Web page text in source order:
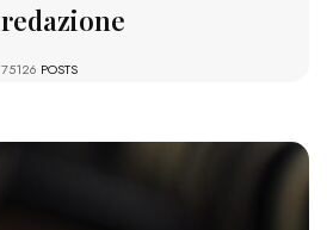
redazione
75126 POSTS